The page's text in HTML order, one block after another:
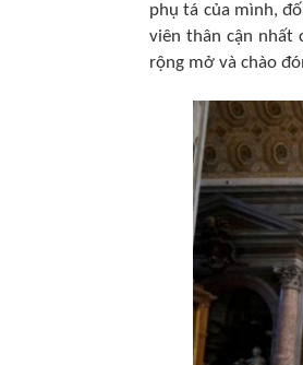
phụ tá của mình,
viên thân cận nhất
rộng mở và chào